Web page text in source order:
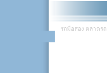
รถมือสอง ตลาดร